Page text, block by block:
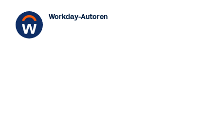
Workday-Autoren